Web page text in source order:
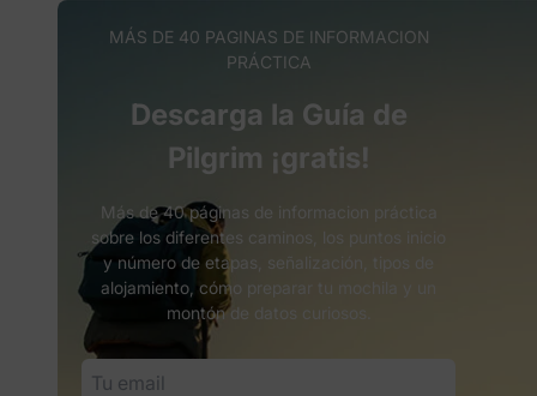
MÁS DE 40 PAGINAS DE INFORMACION
PRÁCTICA
Descarga la Guía de
Pilgrim ¡gratis!
Más de 40 páginas de informacion práctica
sobre los diferentes caminos, los puntos inicio
y número de etapas, señalización, tipos de
alojamiento, cómo preparar tu mochila y un
montón de datos curiosos.